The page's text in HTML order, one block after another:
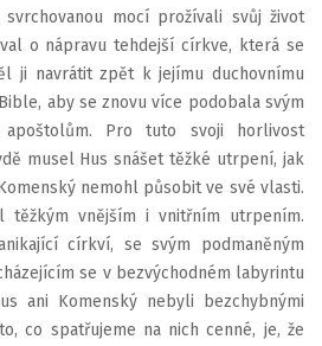
mocí prožívali svůj život
o nápravu tehdejší církve, která se
ji navrátit zpět k jejímu duchovnímu
aby se znovu více podobala svým
Pro tuto svoji horlivost
musel Hus snášet těžké utrpení, jak
nemohl působit ve své vlasti.
těžkým vnějším i vnitřním utrpením.
církví, se svým podmaněným
se v bezvýchodném labyrintu
ani Komenský nebyli bezchybnými
co spatřujeme na nich cenné, je, že